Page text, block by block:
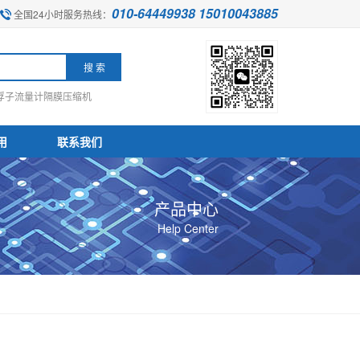
全国24小时服务热线： 010-64449938 15010043885
子流量计隔膜压缩机
联系我们
产品中心
Help Center